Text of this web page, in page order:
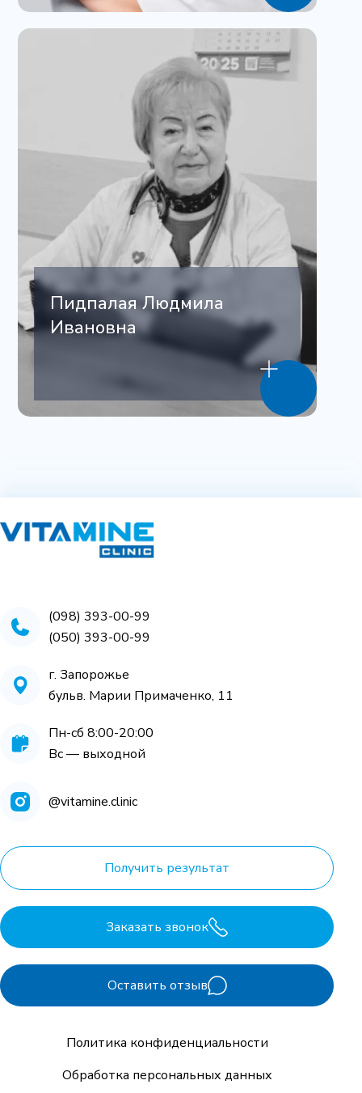
Пидпалая Людмила
Ивановна
(098) 393-00-99
(050) 393-00-99
г. Запорожье
бульв. Марии Примаченко, 11
Пн-сб 8:00-20:00
Вс — выходной
@vitamine.clinic
Получить результат
Заказать звонок
Оставить отзыв
Политика конфиденциальности
Обработка персональных данных